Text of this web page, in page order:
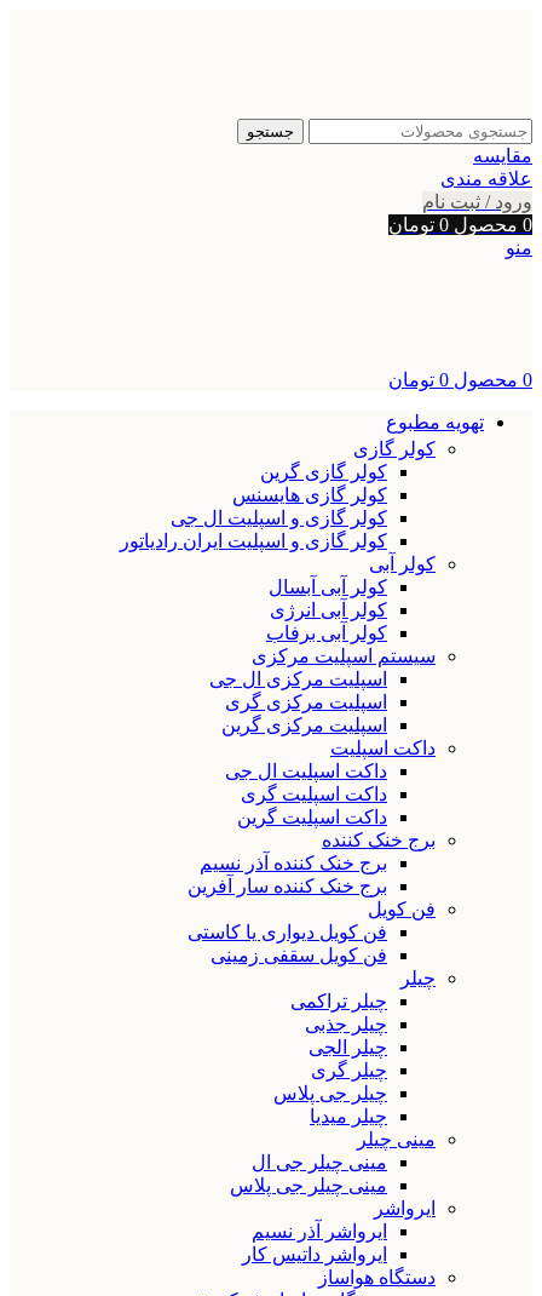
جستجو
مقایسه
علاقه مندی
ورود / ثبت نام
0 محصول 0 تومان
منو
0 محصول 0 تومان
تهویه مطبوع
کولر گازی
کولر گازی گرین
کولر گازی هایسنس
کولر گازی و اسپلیت ال جی
کولر گازی و اسپلیت ایران رادیاتور
کولر آبی
کولر آبی آبسال
کولر آبی انرژی
کولر آبی برفاب
سیستم اسپلیت مرکزی
اسپلیت مرکزی ال جی
اسپلیت مرکزی گری
اسپلیت مرکزی گرین
داکت اسپلیت
داکت اسپلیت ال جی
داکت اسپلیت گری
داکت اسپلیت گرین
برج خنک کننده
برج خنک کننده آذر نسیم
برج خنک کننده سار آفرین
فن کویل
فن کویل دیواری یا کاستی
فن کویل سقفی زمینی
چیلر
چیلر تراکمی
چیلر جذبی
چیلر الجی
چیلر گری
چیلر جی پلاس
چیلر میدیا
مینی چیلر
مینی چیلر جی ال
مینی چیلر جی پلاس
ایرواشر
ایرواشر آذر نسیم
ایرواشر داتیس کار
دستگاه هواساز